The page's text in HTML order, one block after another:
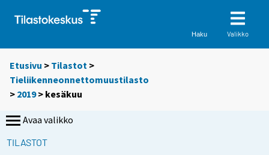
Haku Valikko
Etusivu > Tilastot >
Tieliikenneonnettomuustilasto
> 2019> kesäkuu
Avaa valikko
TILASTOT